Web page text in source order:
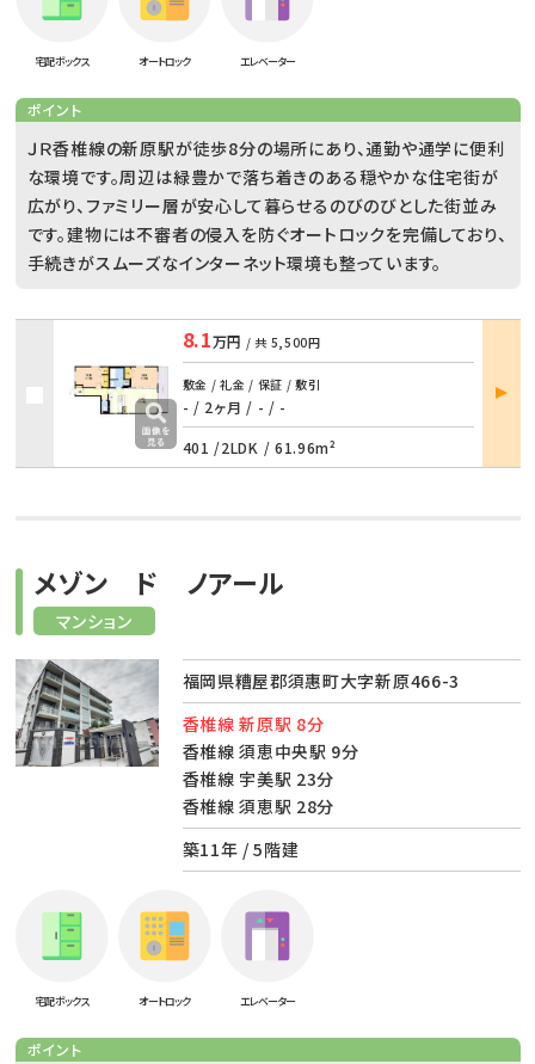
宅配ボックス オートロック エレベーター
ポイント
ＪＲ香椎線の新原駅が徒歩8分の場所にあり、通勤や通学に便利
な環境です。周辺は緑豊かで落ち着きのある穏やかな住宅街が
広がり、ファミリー層が安心して暮らせるのびのびとした街並み
です。建物には不審者の侵入を防ぐオートロックを完備しており、
手続きがスムーズなインターネット環境も整っています。
8.1万円 / 共 5,500円
敷金 / 礼金 / 保証 / 敷引
- / 2ヶ月 / - / -
401 /2LDK / 61.96m²
部屋
詳細
マンション
メゾン ド ノアール
福岡県糟屋郡須惠町大字新原466-3
香椎線 新原駅 8分
香椎線 須恵中央駅 9分
香椎線 宇美駅 23分
香椎線 須恵駅 28分
築11年 / 5階建
宅配ボックス オートロック エレベーター
ポイント